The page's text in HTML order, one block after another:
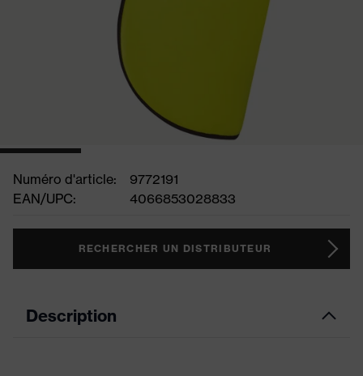
Numéro d'article:
9772191
EAN/UPC:
4066853028833
RECHERCHER UN DISTRIBUTEUR
Description